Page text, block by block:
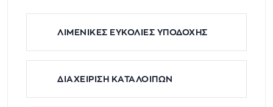
ΛΙΜΕΝΙΚΕΣ ΕΥΚΟΛΙΕΣ ΥΠΟΔΟΧΗΣ
ΔΙΑΧΕΙΡΙΣΗ ΚΑΤΑΛΟΙΠΩΝ